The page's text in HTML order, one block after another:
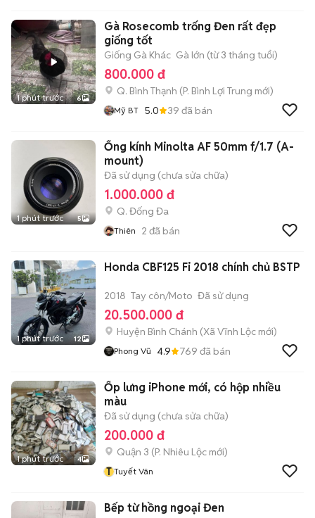
1 phút trước 6
Gà Rosecomb trống Đen rất đẹp
giống tốt
Giống Gà Khác Gà lớn (từ 3 tháng tuổi)
800.000 đ
Q. Bình Thạnh (P. Bình Lợi Trung mới)
Mỹ BT 5.0 39 đã bán
1 phút trước 5
Ống kính Minolta AF 50mm f/1.7 (A-
mount)
Đã sử dụng (chưa sửa chữa)
1.000.000 đ
Q. Đống Đa
Thiên 2 đã bán
1 phút trước 12
Honda CBF125 Fi 2018 chính chủ BSTP
2018 Tay côn/Moto Đã sử dụng
20.500.000 đ
Huyện Bình Chánh (Xã Vĩnh Lộc mới)
Phong Vũ 4.9 769 đã bán
1 phút trước 4
Ốp lưng iPhone mới, có hộp nhiều
màu
Đã sử dụng (chưa sửa chữa)
200.000 đ
Quận 3 (P. Nhiêu Lộc mới)
T Tuyết Vân
Bếp từ hồng ngoại Đen